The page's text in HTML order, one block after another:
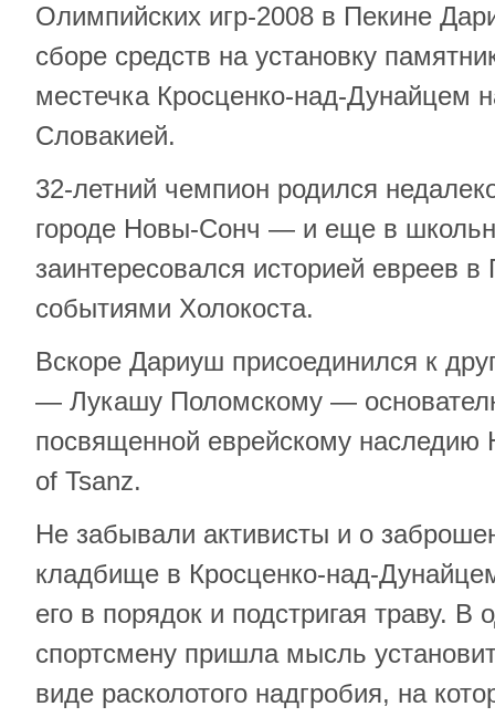
Олимпийских игр-2008 в Пекине
сборе средств на установку
местечка Кросценко-над-Дунайцем
Словакией.
32-летний чемпион родился
городе Новы-Сонч — и еще в
заинтересовался историей евреев
событиями Холокоста.
Вскоре Дариуш присоединился к
— Лукашу Поломскому —
посвященной еврейскому
of Tsanz.
Не забывали активисты и о
кладбище в Кросценко-над-
его в порядок и подстригая траву. В
спортсмену пришла мысль
виде расколотого надгробия, на